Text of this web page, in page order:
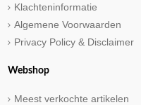
Klachteninformatie
Algemene Voorwaarden
Privacy Policy & Disclaimer
Webshop
Meest verkochte artikelen